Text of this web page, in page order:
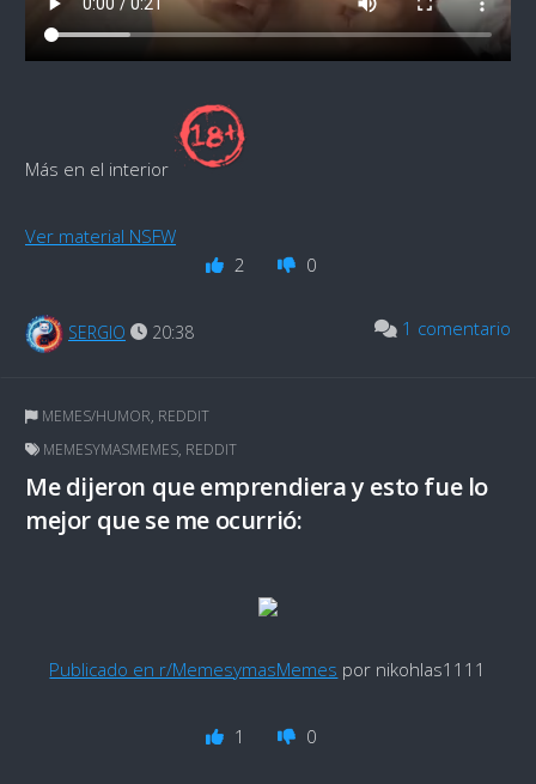
Más en el interior
Ver material NSFW
2
0
SERGIO 20:38 1 comentario
MEMES/HUMOR, REDDIT
MEMESYMASMEMES, REDDIT
Me dijeron que emprendiera y esto fue lo
mejor que se me ocurrió:
Publicado en r/MemesymasMemes por nikohlas1111
1 0